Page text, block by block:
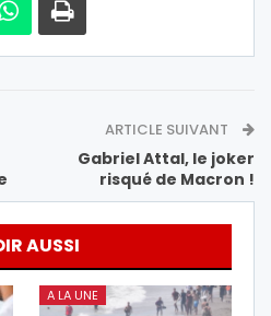
ARTICLE SUIVANT
Gabriel Attal, le joker
risqué de Macron !
AUSSI
A LA UNE